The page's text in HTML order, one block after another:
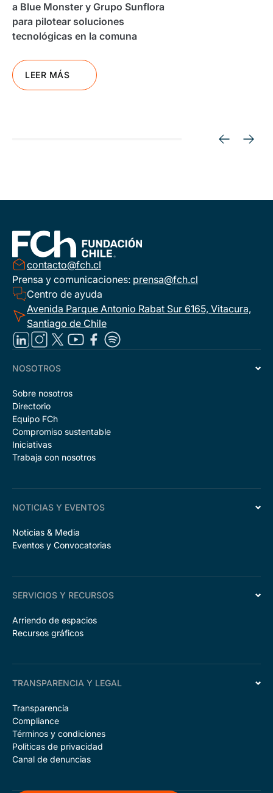
a Blue Monster y Grupo Sunflora
para pilotear soluciones
tecnológicas en la comuna
LEER MÁS
contacto@fch.cl
Prensa y comunicaciones: prensa@fch.cl
Centro de ayuda
Avenida Parque Antonio Rabat Sur 6165, Vitacura,
Santiago de Chile
NOSOTROS
Sobre nosotros
Directorio
Equipo FCh
Compromiso sustentable
Iniciativas
Trabaja con nosotros
NOTICIAS Y EVENTOS
Noticias & Media
Eventos y Convocatorias
SERVICIOS Y RECURSOS
Arriendo de espacios
Recursos gráficos
TRANSPARENCIA Y LEGAL
Transparencia
Compliance
Términos y condiciones
Políticas de privacidad
Canal de denuncias